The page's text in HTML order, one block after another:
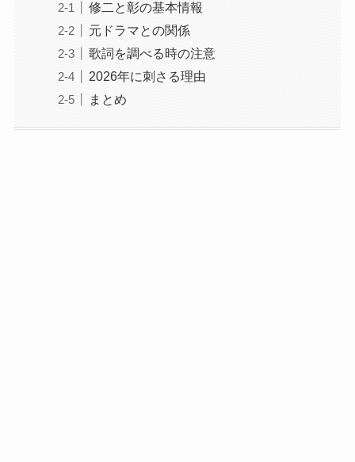
修二と彰の基本情報
元ドラマとの関係
歌詞を調べる時の注意
2026年に刺さる理由
まとめ